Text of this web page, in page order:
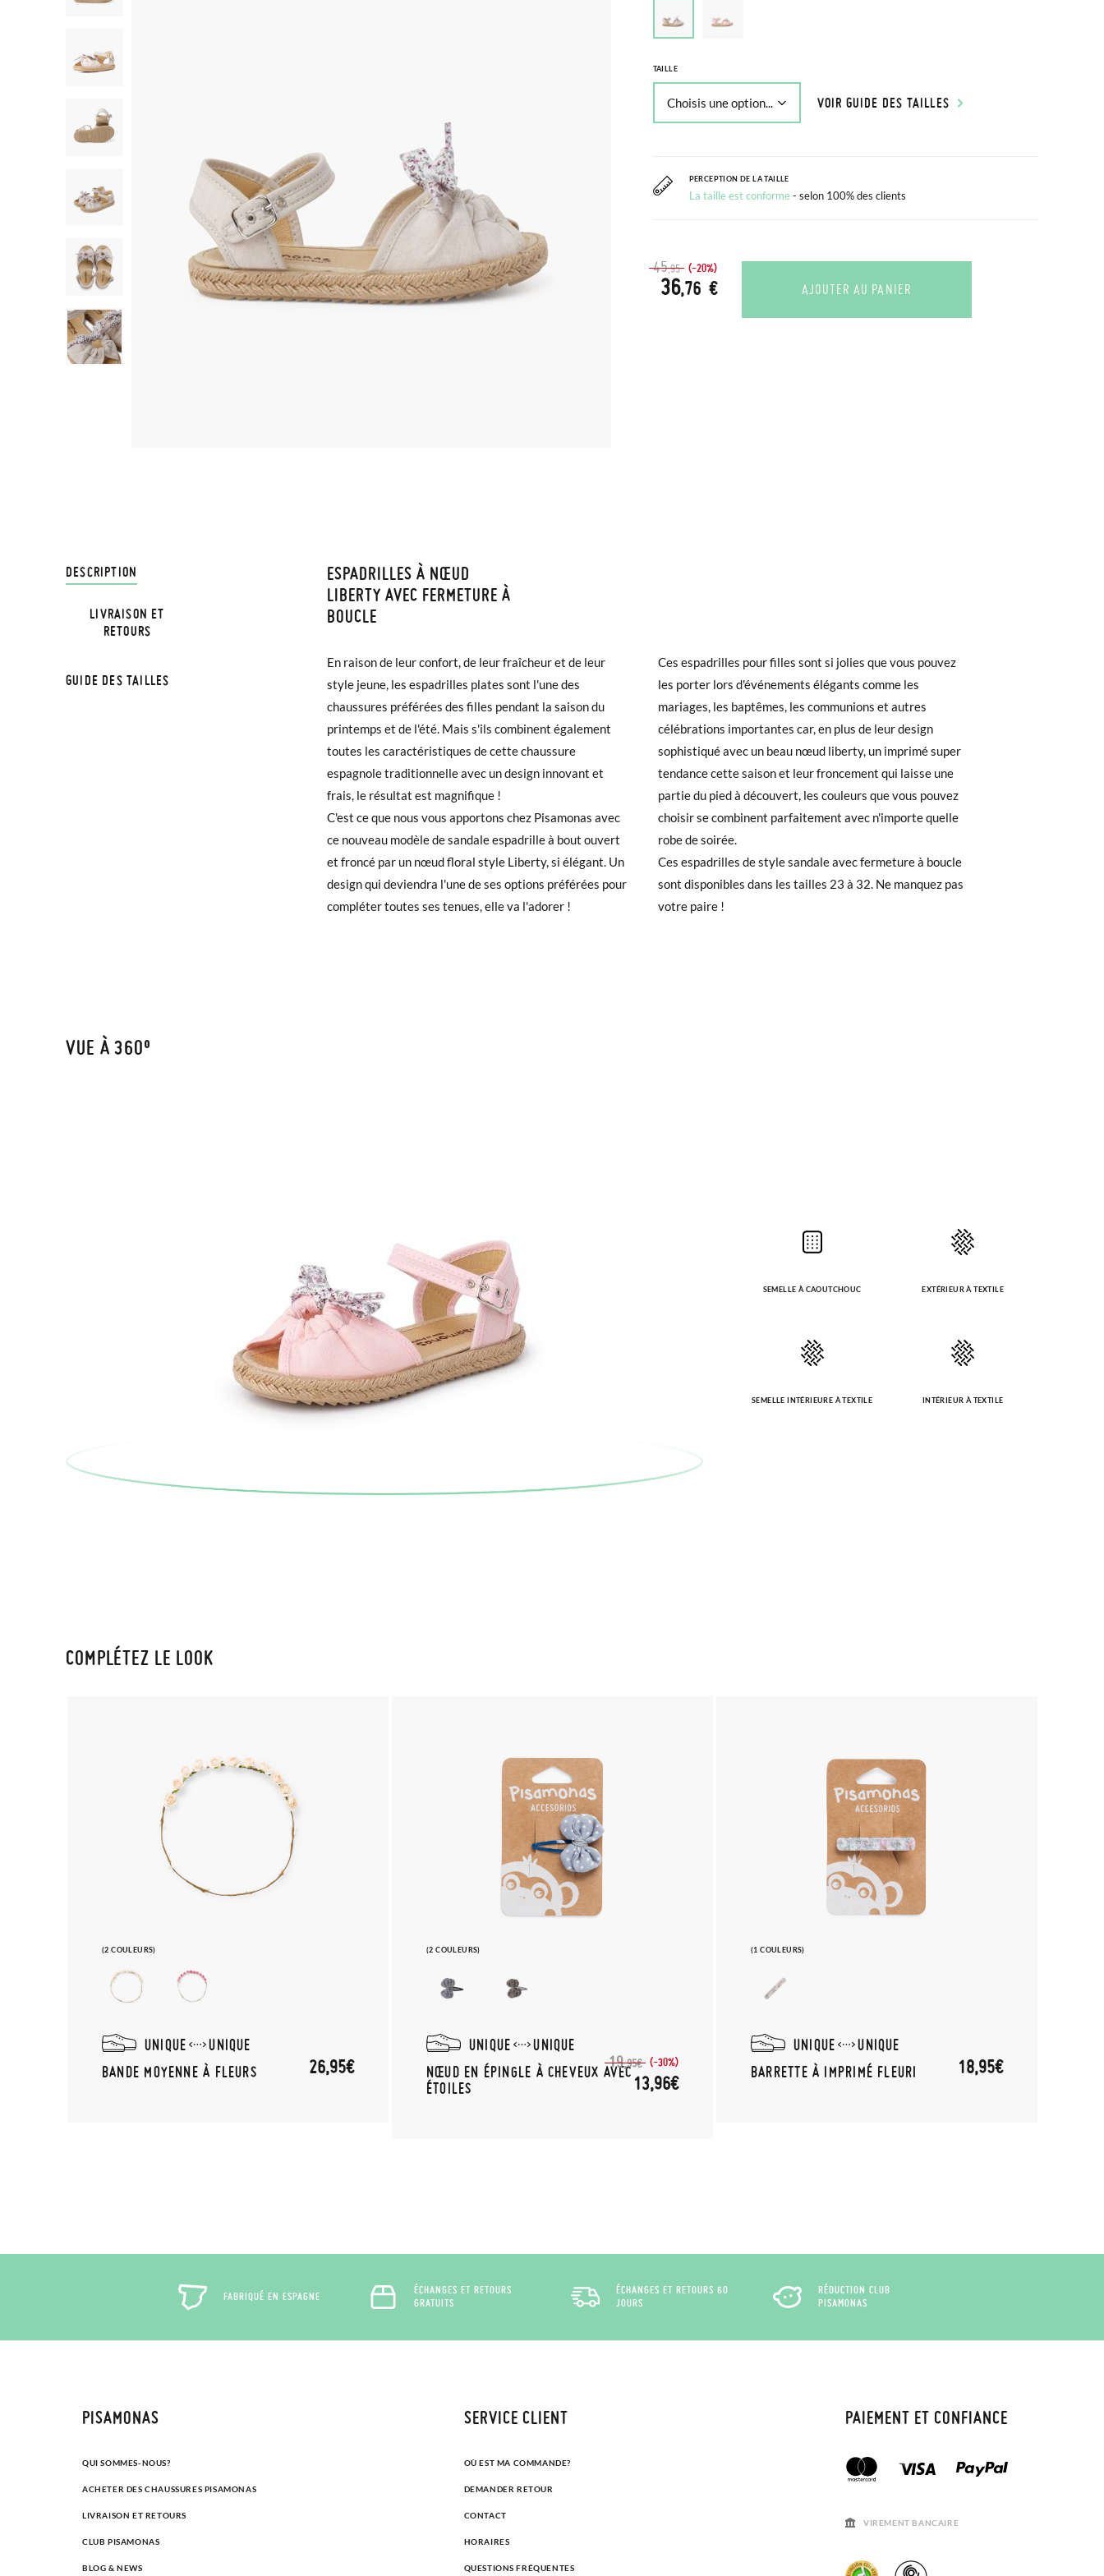
TAILLE
VOIR GUIDE DES TAILLES
PERCEPTION DE LA TAILLE
La taille est conforme - selon 100% des clients
45,95 (-20%)
36,76 € AJOUTER AU PANIER
DESCRIPTION
ESPADRILLES À NŒUD
LIBERTY AVEC FERMETURE À
BOUCLE
En raison de leur confort, de leur fraîcheur et de leur
style jeune, les espadrilles plates sont l'une des
chaussures préférées des filles pendant la saison du
printemps et de l'été. Mais s'ils combinent également
toutes les caractéristiques de cette chaussure
espagnole traditionnelle avec un design innovant et
frais, le résultat est magnifique !
C'est ce que nous vous apportons chez Pisamonas avec
ce nouveau modèle de sandale espadrille à bout ouvert
et froncé par un nœud floral style Liberty, si élégant. Un
design qui deviendra l'une de ses options préférées pour
compléter toutes ses tenues, elle va l'adorer !
Ces espadrilles pour filles sont si jolies que vous pouvez
les porter lors d'événements élégants comme les
mariages, les baptêmes, les communions et autres
célébrations importantes car, en plus de leur design
sophistiqué avec un beau nœud liberty, un imprimé super
tendance cette saison et leur froncement qui laisse une
partie du pied à découvert, les couleurs que vous pouvez
choisir se combinent parfaitement avec n'importe quelle
robe de soirée.
Ces espadrilles de style sandale avec fermeture à boucle
sont disponibles dans les tailles 23 à 32. Ne manquez pas
votre paire !
LIVRAISON ET
RETOURS
LIVRAISON ET RETOURS
Chez Pisamonas, la livraison est gratuite dès 40 €. Pour les commandes inférieures à 40 €, la livraison standard coûte
avant 15h, sinon elle sera expédiée le lendemain.
Si vos chaussures arrivent et ne correspondent pas tout à fait à ce que vous recherchiez, vous pouvez facilement
demander un retour gratuit.
Si vous avez un compte, connectez-vous simplement pour lancer la procédure. Si vous avez passé commande en tant
qu'invité, veuillez vous rendre sur notre page
et saisir votre numéro de commande ainsi que l'adresse e-mail
utilisée pour l'achat. Une étiquette de retour sera alors envoyée automatiquement dans votre boîte de réception.
Pour échanger un article, veuillez retourner votre paire d'origine à un bureau de poste en utilisant l'étiquette fournie,
puis passez une nouvelle commande pour la taille ou le modèle souhaité.
GUIDE DES TAILLES
NOTE: Les mesures du tableau valent uniquement pour ce modèle et la taille de la semelle intérieure de cette
semelle extérieure).
CM 14,1 14,8 15,5 16,2 17,5 18,1 18,8 19,5 20,2 20,8
VUE À 360º
SEMELLE À CAOUTCHOUC EXTÉRIEUR À TEXTILE
SEMELLE INTÉRIEURE À TEXTILE INTÉRIEUR À TEXTILE
COMPLÉTEZ LE LOOK
(2 COULEURS)
UNIQUE
UNIQUE
BANDE MOYENNE À FLEURS
26,95€
(2 COULEURS)
UNIQUE
UNIQUE
NŒUD EN ÉPINGLE À CHEVEUX AVEC
ÉTOILES
19,95€ (-30%)
13,96€
(1 COULEURS)
UNIQUE
UNIQUE
BARRETTE À IMPRIMÉ FLEURI
18,95€
FABRIQUÉ EN ESPAGNE
ÉCHANGES ET RETOURS
GRATUITS
ÉCHANGES ET RETOURS 60
JOURS
RÉDUCTION CLUB
PISAMONAS
PISAMONAS
QUI SOMMES-NOUS?
ACHETER DES CHAUSSURES PISAMONAS
LIVRAISON ET RETOURS
CLUB PISAMONAS
BLOG & NEWS
SERVICE CLIENT
OÙ EST MA COMMANDE?
DEMANDER RETOUR
CONTACT
HORAIRES
QUESTIONS FRÉQUENTES
PAIEMENT ET CONFIANCE
VIREMENT BANCAIRE